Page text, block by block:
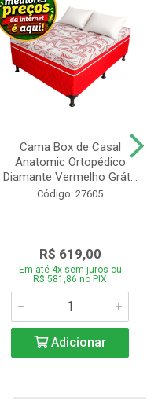
Cama Box de Casal
Anatomic Ortopédico
Diamante Vermelho Grát...
Código: 27605
R$ 619,00
Em até 4x sem juros ou
R$ 581,86 no PIX
Adicionar